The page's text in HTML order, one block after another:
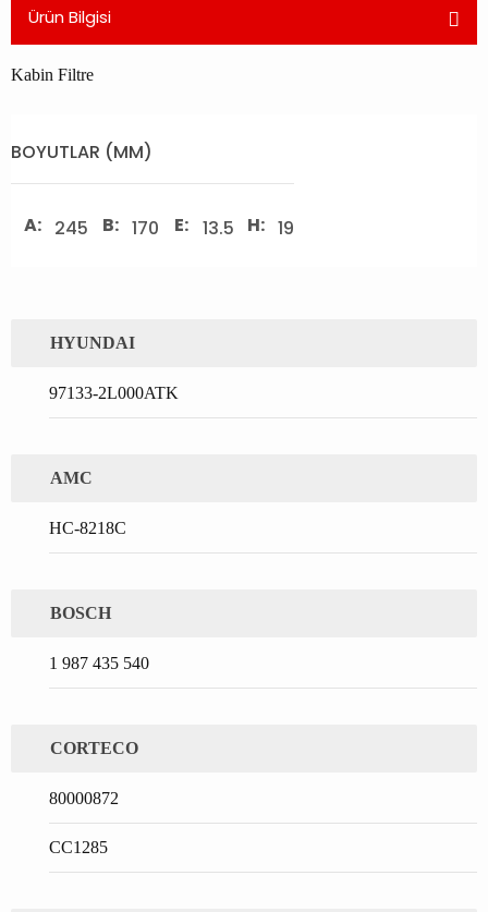
Ürün Bilgisi
Kabin Filtre
BOYUTLAR (MM)
A: 245 B: 170 E: 13.5 H: 19
HYUNDAI
97133-2L000ATK
AMC
HC-8218C
BOSCH
1 987 435 540
CORTECO
80000872
CC1285